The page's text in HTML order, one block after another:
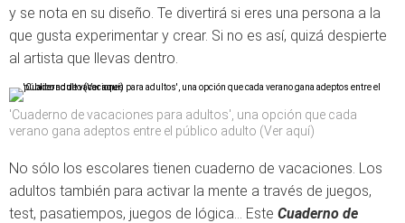
y se nota en su diseño. Te divertirá si eres una persona a la
que gusta experimentar y crear. Si no es así, quizá despierte
al artista que llevas dentro.
'Cuaderno de vacaciones para adultos', una opción que cada
verano gana adeptos entre el público adulto (Ver aquí)
No sólo los escolares tienen cuaderno de vacaciones. Los
adultos también para activar la mente a través de juegos,
test, pasatiempos, juegos de lógica... Este Cuaderno de